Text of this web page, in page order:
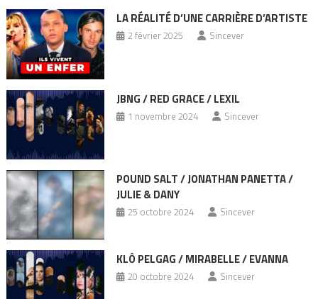
LA RÉALITÉ D’UNE CARRIÈRE D’ARTISTE
2 février 2025 Sincever
JBNG / RED GRACE / LEXIL
1 novembre 2024 Sincever
POUND SALT / JONATHAN PANETTA /
JULIE & DANY
25 octobre 2024 Sincever
KLÔ PELGAG / MIRABELLE / EVANNA
20 octobre 2024 Sincever